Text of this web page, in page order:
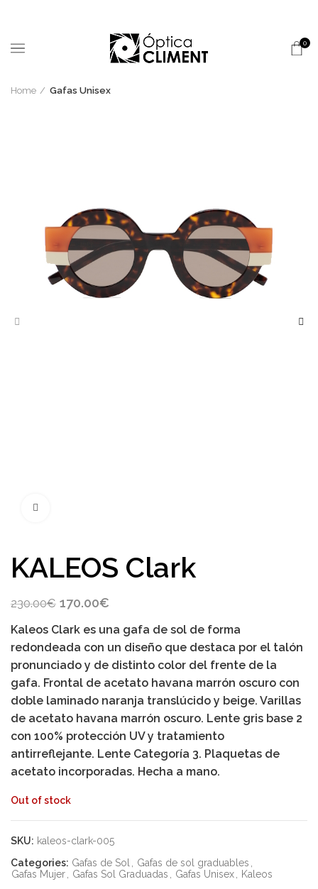
0
Home Gafas Unisex
KALEOS Clark
230.00€ Original
was:
230.00€.
170.00€
is:
170.00€.
Kaleos Clark es una gafa de sol de forma
redondeada con un diseño que destaca por el talón
pronunciado y de distinto color del frente de la
gafa. Frontal de acetato havana marrón oscuro con
doble laminado naranja translúcido y beige. Varillas
de acetato havana marrón oscuro. Lente gris base 2
con 100% protección UV y tratamiento
antirreflejante. Lente Categoría 3. Plaquetas de
acetato incorporadas. Hecha a mano.
Out of stock
SKU: kaleos-clark-005
Categories: Gafas de Sol Gafas de sol graduables
Gafas Mujer
Gafas Sol Graduadas Gafas Unisex
Kaleos